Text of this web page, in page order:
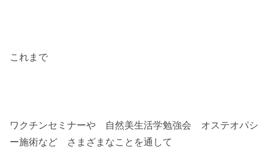
これまで
ワクチンセミナーや 自然美生活学勉強会 オステオパシ
ー施術など さまざまなことを通して